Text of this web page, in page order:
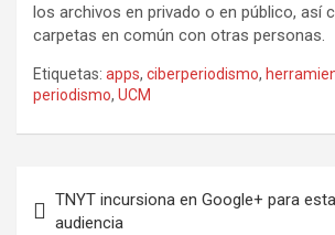
los archivos en privado o en público, así
carpetas en común con otras personas.
Etiquetas: apps, ciberperiodismo,
periodismo, UCM
de
TNYT incursiona en Google+ para
audiencia